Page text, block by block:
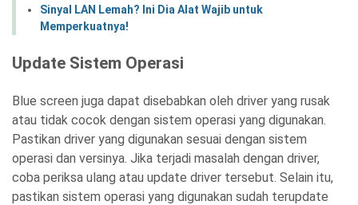
Sinyal LAN Lemah? Ini Dia Alat Wajib untuk
Memperkuatnya!
Update Sistem Operasi
Blue screen juga dapat disebabkan oleh driver yang rusak
atau tidak cocok dengan sistem operasi yang digunakan.
Pastikan driver yang digunakan sesuai dengan sistem
operasi dan versinya. Jika terjadi masalah dengan driver,
coba periksa ulang atau update driver tersebut. Selain itu,
pastikan sistem operasi yang digunakan sudah terupdate